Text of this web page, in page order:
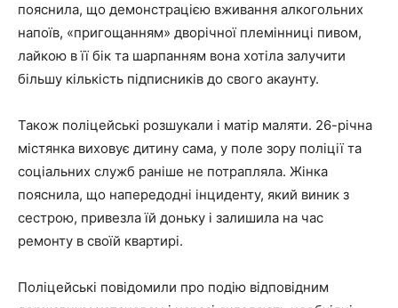
пояснила, що демонстрацією вживання алкогольних
напоїв, «пригощанням» дворічної племінниці пивом,
лайкою в її бік та шарпанням вона хотіла залучити
більшу кількість підписників до свого акаунту.
Також поліцейські розшукали і матір маляти. 26-річна
містянка виховує дитину сама, у поле зору поліції та
соціальних служб раніше не потрапляла. Жінка
пояснила, що напередодні інциденту, який виник з
сестрою, привезла їй доньку і залишила на час
ремонту в своїй квартирі.
Поліцейські повідомили про подію відповідним